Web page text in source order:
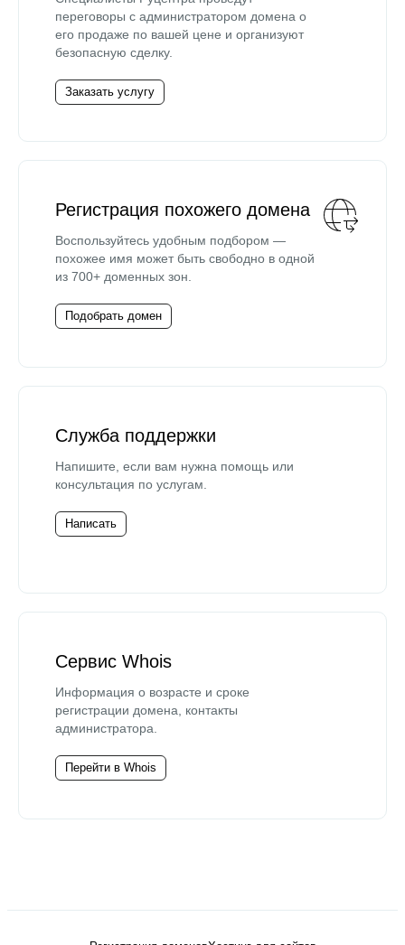
переговоры с администратором домена о
его продаже по вашей цене и организуют
безопасную сделку.
Заказать услугу
Регистрация похожего домена
Воспользуйтесь удобным подбором —
похожее имя может быть свободно в одной
из 700+ доменных зон.
Подобрать домен
Служба поддержки
Напишите, если вам нужна помощь или
консультация по услугам.
Написать
Сервис Whois
Информация о возрасте и сроке
регистрации домена, контакты
администратора.
Перейти в Whois